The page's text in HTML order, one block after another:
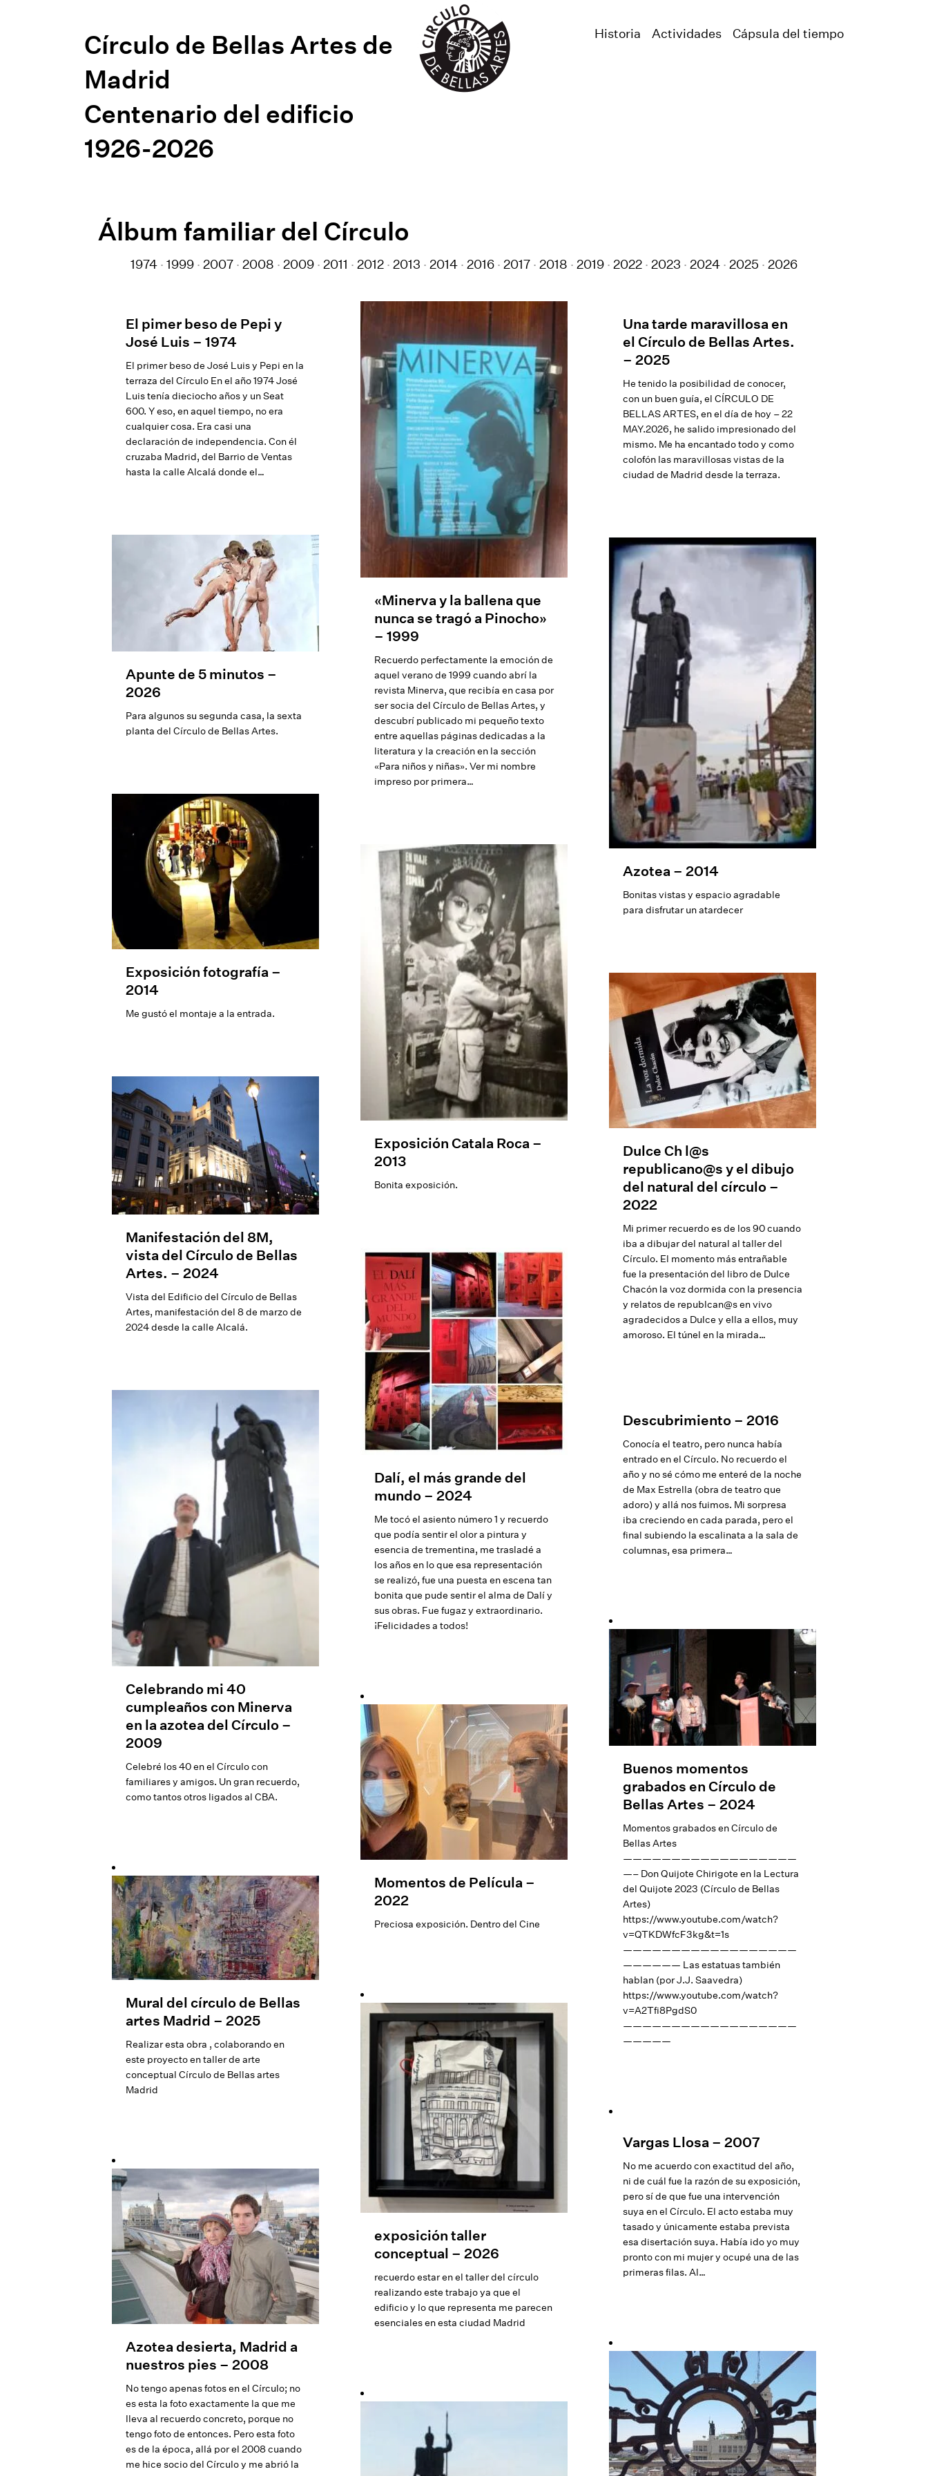
Círculo de Bellas Artes de
Madrid
Centenario del edificio
1926-2026
Historia Actividades Cápsula del tiempo
Álbum familiar del Círculo
1974 1999 2007 2008 2009 2011 2012 2013 2014 2016 2017 2018 2019 2022 2023 2024 2025 2026
El pimer beso de Pepi y
José Luis – 1974
El primer beso de José Luis y Pepi en la
terraza del Círculo En el año 1974 José
Luis tenía dieciocho años y un Seat
600. Y eso, en aquel tiempo, no era
cualquier cosa. Era casi una
declaración de independencia. Con él
cruzaba Madrid, del Barrio de Ventas
hasta la calle Alcalá donde el…
«Minerva y la ballena que
nunca se tragó a Pinocho»
– 1999
Recuerdo perfectamente la emoción de
aquel verano de 1999 cuando abrí la
revista Minerva, que recibía en casa por
ser socia del Círculo de Bellas Artes, y
descubrí publicado mi pequeño texto
entre aquellas páginas dedicadas a la
literatura y la creación en la sección
«Para niños y niñas». Ver mi nombre
impreso por primera…
Una tarde maravillosa en
el Círculo de Bellas Artes.
– 2025
He tenido la posibilidad de conocer,
con un buen guía, el CÍRCULO DE
BELLAS ARTES, en el día de hoy – 22
MAY.2026, he salido impresionado del
mismo. Me ha encantado todo y como
colofón las maravillosas vistas de la
ciudad de Madrid desde la terraza.
Apunte de 5 minutos –
2026
Para algunos su segunda casa, la sexta
planta del Círculo de Bellas Artes.
Azotea – 2014
Bonitas vistas y espacio agradable
para disfrutar un atardecer
Exposición fotografía –
2014
Me gustó el montaje a la entrada.
Exposición Catala Roca –
2013
Bonita exposición.
Dulce Ch l@s
republicano@s y el dibujo
del natural del círculo –
2022
Mi primer recuerdo es de los 90 cuando
iba a dibujar del natural al taller del
Círculo. El momento más entrañable
fue la presentación del libro de Dulce
Chacón la voz dormida con la presencia
y relatos de republcan@s en vivo
agradecidos a Dulce y ella a ellos, muy
amoroso. El túnel en la mirada…
Manifestación del 8M,
vista del Círculo de Bellas
Artes. – 2024
Vista del Edificio del Círculo de Bellas
Artes, manifestación del 8 de marzo de
2024 desde la calle Alcalá.
Dalí, el más grande del
mundo – 2024
Me tocó el asiento número 1 y recuerdo
que podía sentir el olor a pintura y
esencia de trementina, me trasladé a
los años en lo que esa representación
se realizó, fue una puesta en escena tan
bonita que pude sentir el alma de Dalí y
sus obras. Fue fugaz y extraordinario.
¡Felicidades a todos!
Celebrando mi 40
cumpleaños con Minerva
en la azotea del Círculo –
2009
Celebré los 40 en el Círculo con
familiares y amigos. Un gran recuerdo,
como tantos otros ligados al CBA.
Descubrimiento – 2016
Conocía el teatro, pero nunca había
entrado en el Círculo. No recuerdo el
año y no sé cómo me enteré de la noche
de Max Estrella (obra de teatro que
adoro) y allá nos fuimos. Mi sorpresa
iba creciendo en cada parada, pero el
final subiendo la escalinata a la sala de
columnas, esa primera…
Buenos momentos
grabados en Círculo de
Bellas Artes – 2024
Momentos grabados en Círculo de
Bellas Artes
——————————————————
—– Don Quijote Chirigote en la Lectura
del Quijote 2023 (Círculo de Bellas
Artes)
https://www.youtube.com/watch?
v=QTKDWfcF3kg&t=1s
——————————————————
—————— Las estatuas también
hablan (por J.J. Saavedra)
https://www.youtube.com/watch?
v=A2Tfi8PgdS0
——————————————————
—————
Momentos de Película –
2022
Preciosa exposición. Dentro del Cine
Mural del círculo de Bellas
artes Madrid – 2025
Realizar esta obra , colaborando en
este proyecto en taller de arte
conceptual Círculo de Bellas artes
Madrid
exposición taller
conceptual – 2026
recuerdo estar en el taller del círculo
realizando este trabajo ya que el
edificio y lo que representa me parecen
esenciales en esta ciudad Madrid
Vargas Llosa – 2007
No me acuerdo con exactitud del año,
ni de cuál fue la razón de su exposición,
pero sí de que fue una intervención
suya en el Círculo. El acto estaba muy
tasado y únicamente estaba prevista
esa disertación suya. Había ido yo muy
pronto con mi mujer y ocupé una de las
primeras filas. Al…
Azotea desierta, Madrid a
nuestros pies – 2008
No tengo apenas fotos en el Círculo; no
es esta la foto exactamente la que me
lleva al recuerdo concreto, porque no
tengo foto de entonces. Pero esta foto
es de la época, allá por el 2008 cuando
me hice socio del Círculo y me abrió la